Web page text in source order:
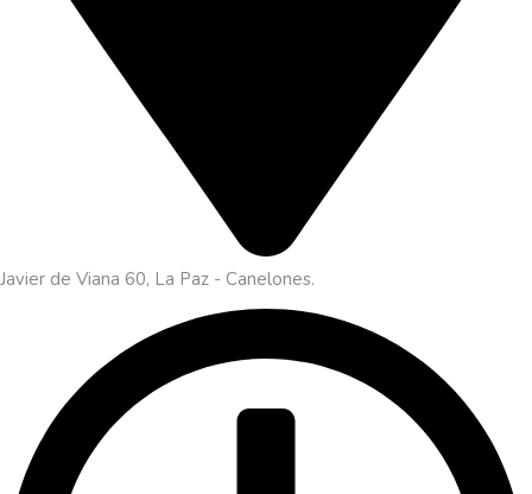
Javier de Viana 60, La Paz - Canelones.